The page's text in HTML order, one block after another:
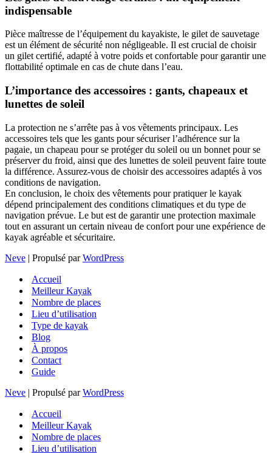
indispensable
Pièce maîtresse de l’équipement du kayakiste, le gilet de sauvetage
est un élément de sécurité non négligeable. Il est crucial de choisir
un gilet certifié, adapté à votre poids et confortable pour garantir une
flottabilité optimale en cas de chute dans l’eau.
L’importance des accessoires : gants, chapeaux et
lunettes de soleil
La protection ne s’arrête pas à vos vêtements principaux. Les
accessoires tels que les gants pour sécuriser l’adhérence sur la
pagaie, un chapeau pour se protéger du soleil ou un bonnet pour se
préserver du froid, ainsi que des lunettes de soleil peuvent faire toute
la différence. Assurez-vous de choisir des accessoires adaptés à vos
conditions de navigation.
En conclusion, le choix des vêtements pour pratiquer le kayak
dépend principalement des conditions climatiques et du type de
navigation prévue. Le but est de garantir une protection maximale
tout en assurant un certain niveau de confort pour une expérience de
kayak agréable et sécuritaire.
Neve | Propulsé parWordPress
Accueil
Meilleur Kayak
Nombre de places
Lieu d’utilisation
Type de kayak
Blog
À propos
Contact
Guide
Neve | Propulsé parWordPress
Accueil
Meilleur Kayak
Nombre de places
Lieu d’utilisation